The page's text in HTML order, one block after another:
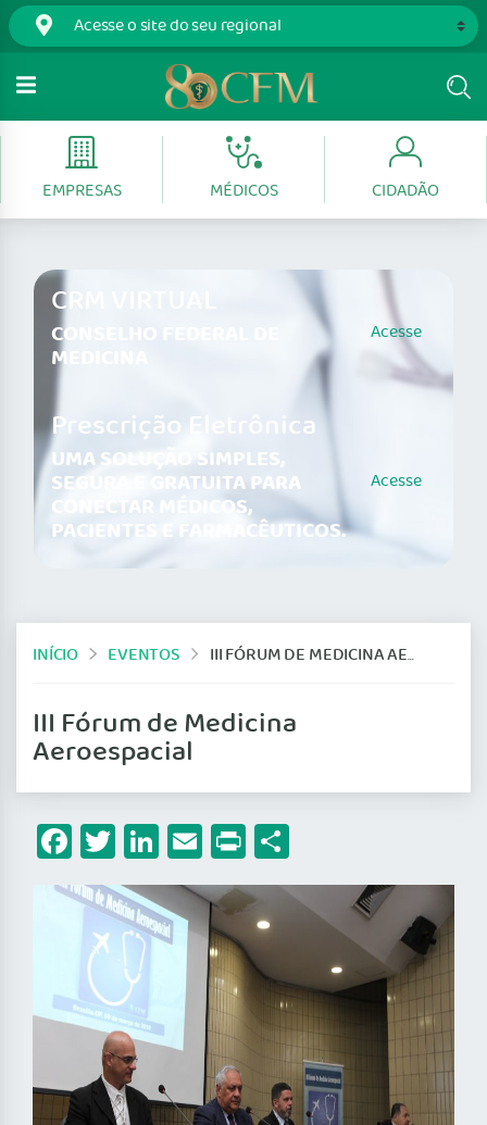
EMPRESAS MÉDICOS CIDADÃO
CRM VIRTUAL
CONSELHO FEDERAL DE
MEDICINA
Acesse
Prescrição Eletrônica
UMA SOLUÇÃO SIMPLES,
SEGURA E GRATUITA PARA
CONECTAR MÉDICOS,
PACIENTES E FARMACÊUTICOS.
Acesse
INÍCIO EVENTOS III FÓRUM DE MEDICINA AEROESPACIAL
III Fórum de Medicina
Aeroespacial
Facebook
Twitter
LinkedIn
Email
Print